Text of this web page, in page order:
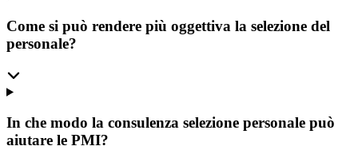
Come si può rendere più oggettiva la selezione del
personale?
In che modo la consulenza selezione personale può
aiutare le PMI?